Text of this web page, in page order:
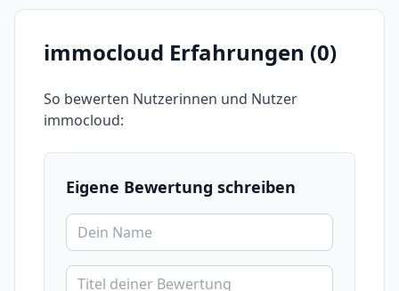
immocloud Erfahrungen (0)
So bewerten Nutzerinnen und Nutzer
immocloud:
Eigene Bewertung schreiben